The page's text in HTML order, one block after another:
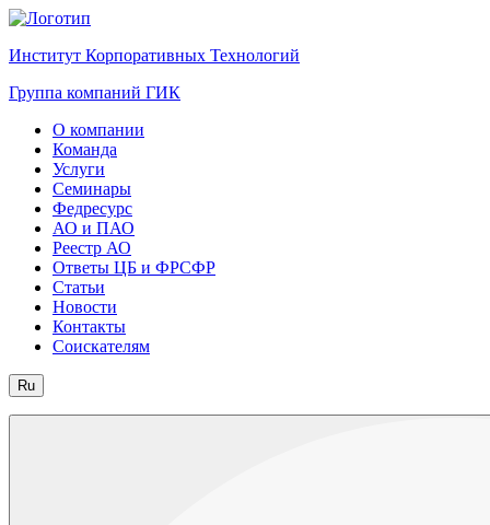
Институт Корпоративных Технологий
Группа компаний ГИК
О компании
Команда
Услуги
Семинары
Федресурс
АО и ПАО
Реестр АО
Ответы ЦБ и ФРСФР
Статьи
Новости
Контакты
Соискателям
Ru